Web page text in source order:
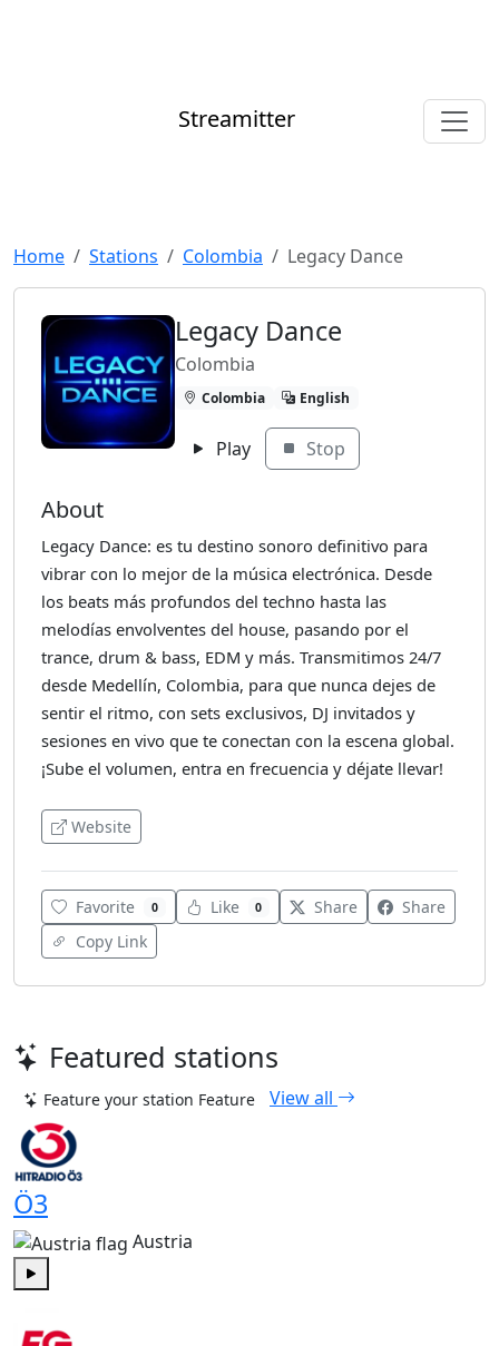
Streamitter
Home Stations Colombia Legacy Dance
Legacy Dance
Colombia
Colombia English
Play Stop
About
Legacy Dance: es tu destino sonoro definitivo para
vibrar con lo mejor de la música electrónica. Desde
los beats más profundos del techno hasta las
melodías envolventes del house, pasando por el
trance, drum & bass, EDM y más. Transmitimos 24/7
desde Medellín, Colombia, para que nunca dejes de
sentir el ritmo, con sets exclusivos, DJ invitados y
sesiones en vivo que te conectan con la escena global.
¡Sube el volumen, entra en frecuencia y déjate llevar!
Website
Favorite 0 Like 0 Share
Share
Copy Link
Featured stations
Feature your station Feature View all
Ö3
Austria
Play